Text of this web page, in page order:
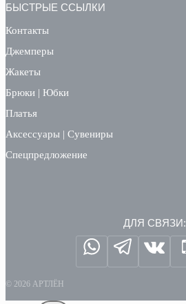
БЫСТРЫЕ ССЫЛКИ
Контакты
Джемперы
Жакеты
Брюки | Юбки
Платья
Аксессуары | Сувениры
Спецпредложение
ДЛЯ СВЯЗИ:
© 2026 АРТЛЁН